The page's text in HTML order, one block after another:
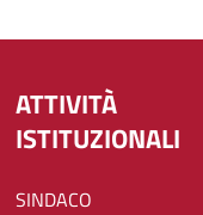
ATTIVITÀ
ISTITUZIONALI
SINDACO